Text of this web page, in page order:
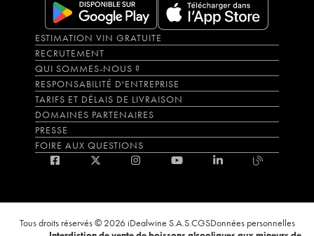
ESTIMATION VIN GRATUITE
RECRUTEMENT
QUI SOMMES-NOUS ?
RESPONSABILITÉ D'ENTREPRISE
TARIFS ET DÉLAIS DE LIVRAISON
DOMAINES PARTENAIRES
PRESSE
FOIRE AUX QUESTIONS
Tous droits réservés © 2026 iDealwine S.A.S.CGSDonnées personnelles